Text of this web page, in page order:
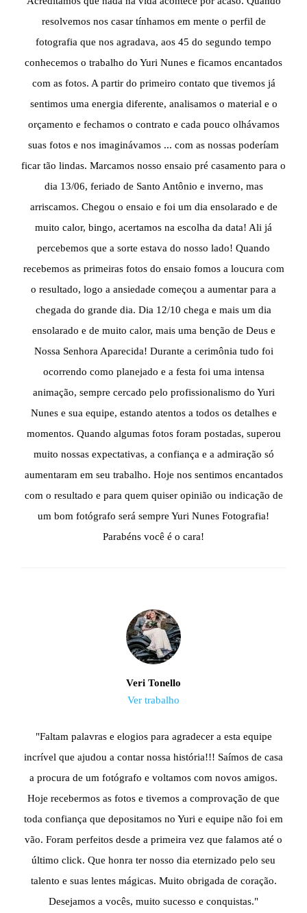
resolvemos nos casar tínhamos em mente o perfil de
fotografia que nos agradava, aos 45 do segundo tempo
conhecemos o trabalho do Yuri Nunes e ficamos encantados
com as fotos. A partir do primeiro contato que tivemos já
sentimos uma energia diferente, analisamos o material e o
orçamento e fechamos o contrato e cada pouco olhávamos
suas fotos e nos imaginávamos ... com as nossas poderíam
ficar tão lindas. Marcamos nosso ensaio pré casamento para o
dia 13/06, feriado de Santo Antônio e inverno, mas
arriscamos. Chegou o ensaio e foi um dia ensolarado e de
muito calor, bingo, acertamos na escolha da data! Ali já
percebemos que a sorte estava do nosso lado! Quando
recebemos as primeiras fotos do ensaio fomos a loucura com
o resultado, logo a ansiedade começou a aumentar para a
chegada do grande dia. Dia 12/10 chega e mais um dia
ensolarado e de muito calor, mais uma benção de Deus e
Nossa Senhora Aparecida! Durante a cerimônia tudo foi
ocorrendo como planejado e a festa foi uma intensa
animação, sempre cercado pelo profissionalismo do Yuri
Nunes e sua equipe, estando atentos a todos os detalhes e
momentos. Quando algumas fotos foram postadas, superou
muito nossas expectativas, a confiança e a admiração só
aumentaram em seu trabalho. Hoje nos sentimos encantados
com o resultado e para quem quiser opinião ou indicação de
um bom fotógrafo será sempre Yuri Nunes Fotografia!
Parabéns você é o cara!
"Faltam palavras e elogios para agradecer a esta equipe
incrível que ajudou a contar nossa história!!! Saímos de casa
a procura de um fotógrafo e voltamos com novos amigos.
Hoje recebermos as fotos e tivemos a comprovação de que
toda confiança que depositamos no Yuri e equipe não foi em
vão. Foram perfeitos desde a primeira vez que falamos até o
último click. Que honra ter nosso dia eternizado pelo seu
talento e suas lentes mágicas. Muito obrigada de coração.
Desejamos a vocês, muito sucesso e conquistas."
Veri Tonello
Ver trabalho